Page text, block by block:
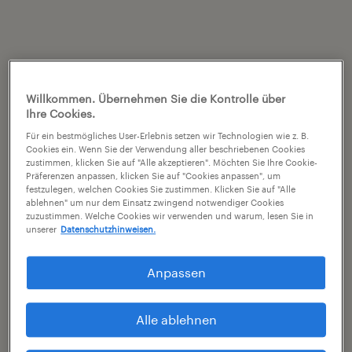
Willkommen. Übernehmen Sie die Kontrolle über
Ihre Cookies.
Für ein bestmögliches User-Erlebnis setzen wir Technologien wie z. B.
Cookies ein. Wenn Sie der Verwendung aller beschriebenen Cookies
zustimmen, klicken Sie auf "Alle akzeptieren". Möchten Sie Ihre Cookie-
Präferenzen anpassen, klicken Sie auf "Cookies anpassen", um
festzulegen, welchen Cookies Sie zustimmen. Klicken Sie auf "Alle
ablehnen" um nur dem Einsatz zwingend notwendiger Cookies
zuzustimmen. Welche Cookies wir verwenden und warum, lesen Sie in
unserer Datenschutzhinweisen.
Anpassen
Alle ablehnen